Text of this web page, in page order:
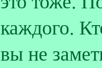
каждого.
вы не